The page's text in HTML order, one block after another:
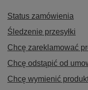
Status zamówienia
Śledzenie przesyłki
Chcę zareklamować
Chcę odstąpić od
Chcę wymienić